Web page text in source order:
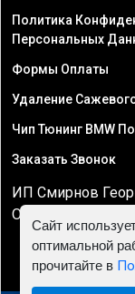
Политика
Персональных
Формы Оплаты
Удаление
Чип Тюнинг BMW
Заказать Звонок
ИП Смирнов
ОГРНИП
Сайт
оптимальной
прочитайте в